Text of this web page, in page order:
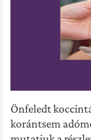
Önfeledt
korántsem